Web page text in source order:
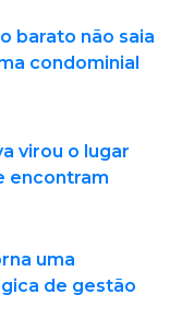
barato não saia
condominial
virou o lugar
encontram
uma
de gestão